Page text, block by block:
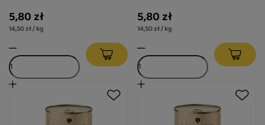
5,80 zł
14,50 zł / kg
5,80 zł
14,50 zł / kg